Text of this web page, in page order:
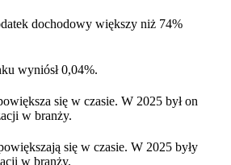
dochodowy większy niż 74%
wyniósł 0,04%.
się w czasie. W 2025 był on
w branży.
się w czasie. W 2025 były
w branży.